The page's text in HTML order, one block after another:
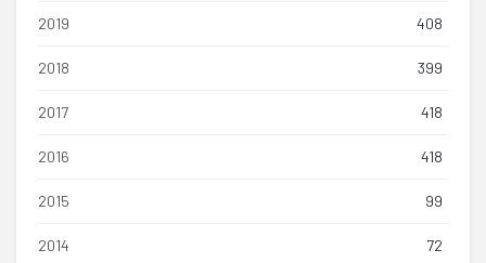
2019 408
2018 399
2017 418
2016 418
2015 99
2014 72